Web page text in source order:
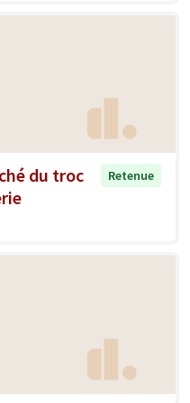
du troc
Retenue